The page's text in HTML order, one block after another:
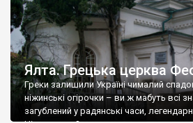
Ялта. Грецька церква
Греки залишили Україні чималий
ніжинські огірочки – ви ж мабуть всі
загублений у радянські часи,